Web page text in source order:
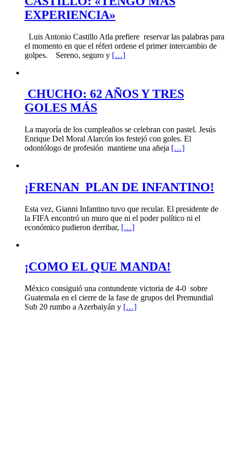
EXPERIENCIA»
Luis Antonio Castillo Atla prefiere reservar las palabras para
el momento en que el réferi ordene el primer intercambio de
golpes. Sereno, seguro y […]
CHUCHO: 62 AÑOS Y TRES
GOLES MÁS
La mayoría de los cumpleaños se celebran con pastel. Jesús
Enrique Del Moral Alarcón los festejó con goles. El
odontólogo de profesión mantiene una añeja […]
¡FRENAN PLAN DE INFANTINO!
Esta vez, Gianni Infantino tuvo que recular. El presidente de
la FIFA encontró un muro que ni el poder político ni el
económico pudieron derribar, […]
¡COMO EL QUE MANDA!
México consiguió una contundente victoria de 4-0 sobre
Guatemala en el cierre de la fase de grupos del Premundial
Sub 20 rumbo a Azerbaiyán y […]